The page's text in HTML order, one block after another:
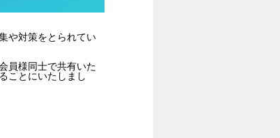
や対策をとられてい
員様同士で共有いた
ことにいたしまし